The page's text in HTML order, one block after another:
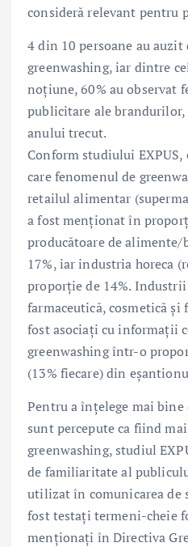
consideră relevant pentru
4 din 10 persoane au auzit
greenwashing, iar dintre
noțiune, 60% au observat
publicitare ale
anului trecut.
Conform studiului
care fenomenul de
retailul alimentar
a fost menționat în
producătoare de
17%, iar industria horeca
proporție de 14%.
farmaceutică, cosmetică
fost asociați cu informații
greenwashing într-o
(13% fiecare) din
Pentru a înțelege mai
sunt percepute ca fiind
greenwashing, studiul
de familiaritate al
utilizat în comunicarea de
fost testați termeni-cheie
menționați în Directiva